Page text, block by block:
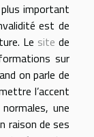
plus important
est de
Le site de
sur
on parle de
l’accent
une
raison de ses